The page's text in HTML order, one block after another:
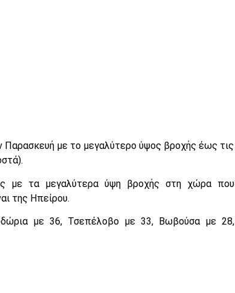
με το μεγαλύτερο ύψος βροχής έως τις
με τα μεγαλύτερα ύψη βροχής στη χώρα που
της Ηπείρου.
με 36, Τσεπέλοβο με 33, Βωβούσα με 28,